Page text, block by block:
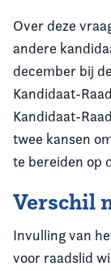
Over deze
andere
december bij
Kandidaat-
Kandidaat-
twee kansen
te bereiden op
Verschil
Invulling van
voor raadslid